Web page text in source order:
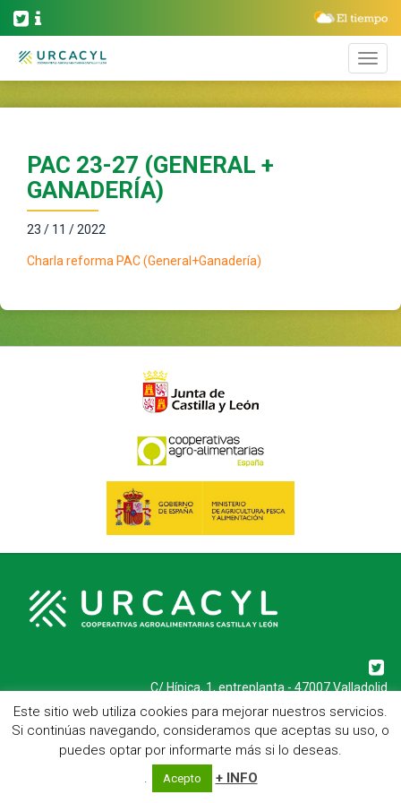
PAC 23-27 (GENERAL +
GANADERÍA)
23 / 11 / 2022
Charla reforma PAC (General+Ganadería)
C/ Hípica, 1, entreplanta - 47007 Valladolid
Telf.: 983 23 95 15 - Fax: 983 22 23 56 -
Aviso Legal
Este sitio web utiliza cookies para mejorar nuestros servicios.
Si continúas navegando, consideramos que aceptas su uso, o
puedes optar por informarte más si lo deseas.
.
Acepto + INFO